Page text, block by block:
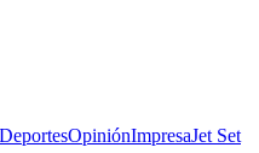
DeportesOpiniónImpresaJet Set